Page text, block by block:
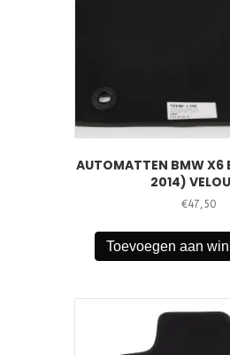
AUTOMATTEN BMW X6
2014)
€47,50
Toevoegen aan